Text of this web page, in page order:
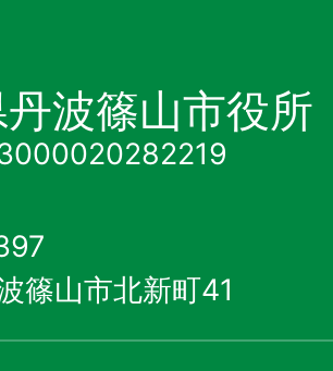
波篠山市役所
篠山市北新町41